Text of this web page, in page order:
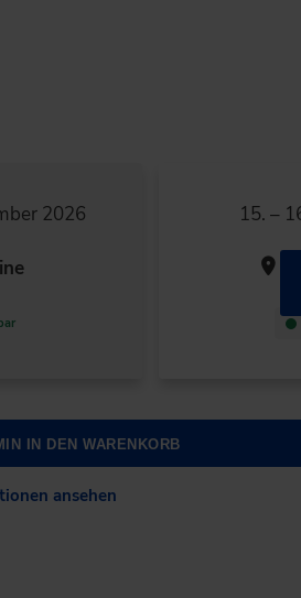
2026 15. –
IN DEN WARENKORB
ansehen